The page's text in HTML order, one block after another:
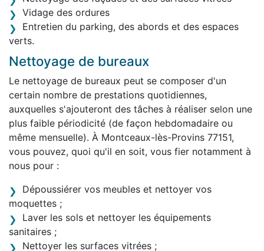
Vidage des ordures
Entretien du parking, des abords et des espaces
verts.
Nettoyage de bureaux
Le nettoyage de bureaux peut se composer d'un
certain nombre de prestations quotidiennes,
auxquelles s'ajouteront des tâches à réaliser selon une
plus faible périodicité (de façon hebdomadaire ou
même mensuelle). À Montceaux-lès-Provins 77151,
vous pouvez, quoi qu'il en soit, vous fier notamment à
nous pour :
Dépoussiérer vos meubles et nettoyer vos
moquettes ;
Laver les sols et nettoyer les équipements
sanitaires ;
Nettoyer les surfaces vitrées ;